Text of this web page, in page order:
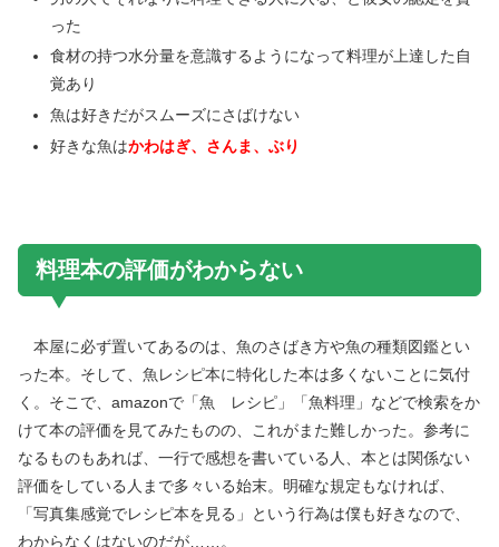
った
食材の持つ水分量を意識するようになって料理が上達した自
覚あり
魚は好きだがスムーズにさばけない
好きな魚はかわはぎ、さんま、ぶり
料理本の評価がわからない
本屋に必ず置いてあるのは、魚のさばき方や魚の種類図鑑とい
った本。そして、魚レシピ本に特化した本は多くないことに気付
く。そこで、amazonで「魚 レシピ」「魚料理」などで検索をか
けて本の評価を見てみたものの、これがまた難しかった。参考に
なるものもあれば、一行で感想を書いている人、本とは関係ない
評価をしている人まで多々いる始末。明確な規定もなければ、
「写真集感覚でレシピ本を見る」という行為は僕も好きなので、
わからなくはないのだが……。